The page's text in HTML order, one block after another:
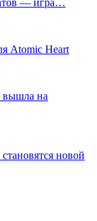
Atomic Heart
вышла на
новой